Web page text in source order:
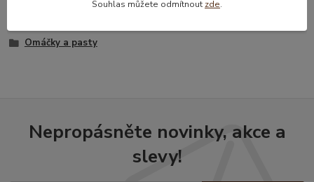
Omáčky a pasty
Nepropásněte novinky, akce a
slevy!
Souhlas můžete odmítnout zde.